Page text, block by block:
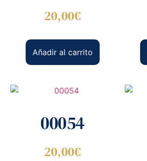
20,00€
Añadir al carrito
00054
20,00€